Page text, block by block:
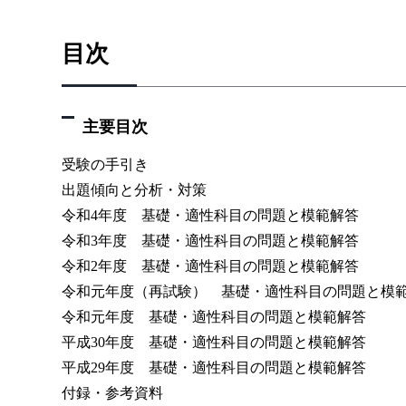
目次
主要目次
受験の手引き
出題傾向と分析・対策
令和4年度 基礎・適性科目の問題と模範解答
令和3年度 基礎・適性科目の問題と模範解答
令和2年度 基礎・適性科目の問題と模範解答
令和元年度（再試験） 基礎・適性科目の問題と模
令和元年度 基礎・適性科目の問題と模範解答
平成30年度 基礎・適性科目の問題と模範解答
平成29年度 基礎・適性科目の問題と模範解答
付録・参考資料